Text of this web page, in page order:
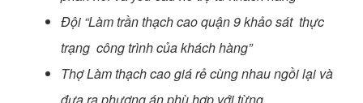
Đội “Làm trần thạch cao quận 9 khảo sát thực
trạng công trình của khách hàng”
Thợ Làm thạch cao giá rẻ cùng nhau ngồi lại và